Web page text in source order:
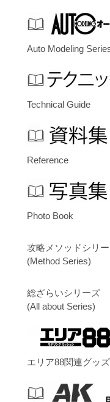
Auto Modeling
Technical Guide
Reference
Photo Book
攻略メソッドシリ
(Method Series)
総ざらいシリーズ
(All about Series)
エリア88関連グッズ